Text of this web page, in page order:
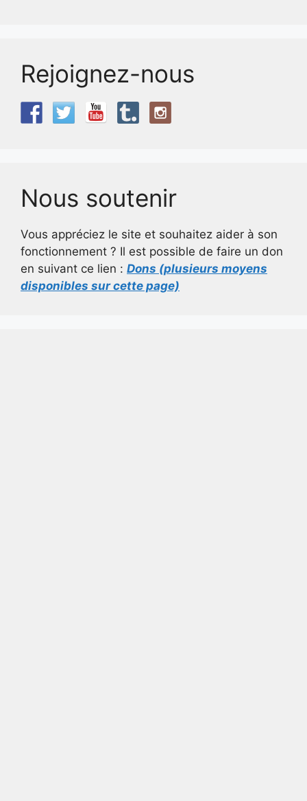
Rejoignez-nous
Nous soutenir
Vous appréciez le site et souhaitez aider à son
fonctionnement ? Il est possible de faire un don
en suivant ce lien : Dons (plusieurs moyens
disponibles sur cette page)